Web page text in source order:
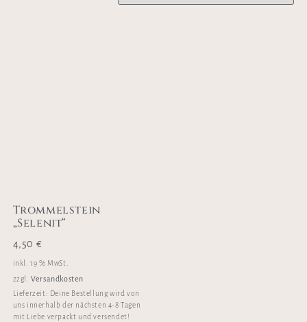
Trommelstein
„Selenit“
4,50 €
inkl. 19 % MwSt.
zzgl.Versandkosten
Lieferzeit: Deine Bestellung wird von
uns innerhalb der nächsten 4-8 Tagen
mit Liebe verpackt und versendet!